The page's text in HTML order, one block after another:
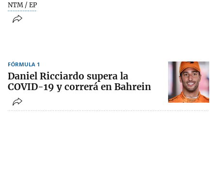
NTM / EP
FÓRMULA 1
Daniel Ricciardo supera la
COVID-19 y correrá en Bahrein